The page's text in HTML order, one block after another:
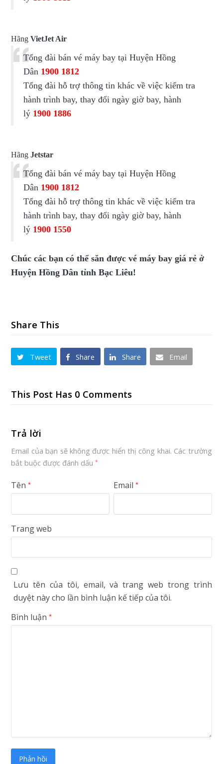
HãngVietJet Air
Tổng đài bán vé máy bay tại Huyện Hồng
Dân 1900 1812
Tổng đài hỗ trợ thông tin khác về việc kiểm tra
hành trình bay, thay đổi ngày giờ bay, hành
lý 1900 1886
HãngJetstar
Tổng đài bán vé máy bay tại Huyện Hồng
Dân 1900 1812
Tổng đài hỗ trợ thông tin khác về việc kiểm tra
hành trình bay, thay đổi ngày giờ bay, hành
lý 1900 1550
Chúc các bạn có thể săn được vé máy bay giá rẻ ở
Huyện Hồng Dân tỉnh Bạc Liêu!
Share This
Tweet Share Share Email
This Post Has 0 Comments
Trả lời
Email của bạn sẽ không được hiển thị công khai. Các trường
bắt buộc được đánh dấu*
Tên* Email*
Trang web
Lưu tên của tôi, email, và trang web trong trình
duyệt này cho lần bình luận kế tiếp của tôi.
Bình luận*